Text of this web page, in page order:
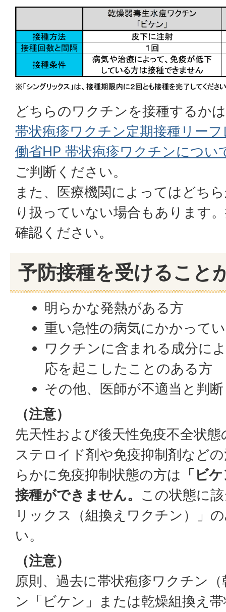
どちらのワクチンを接種するか
帯状疱疹ワクチン定期接種リー
働省HP 帯状疱疹ワクチンについ
ご判断ください。
また、医療機関によってはどち
り扱っていない場合もあります
確認ください。
予防接種を受けること
明らかな発熱がある方
重い急性の病気にかかって
ワクチンに含まれる成分に
応を起こしたことのある方
その他、医師が不適当と判
（注意）
先天性および後天性免疫不全状
ステロイド剤や免疫抑制剤など
らかに免疫抑制状態の方は 「ビ
接種ができません。 この状態に
リックス（組換えワクチン）」
い。
（注意）
原則、過去に帯状疱疹ワクチン
ン「ビケン」または乾燥組換え